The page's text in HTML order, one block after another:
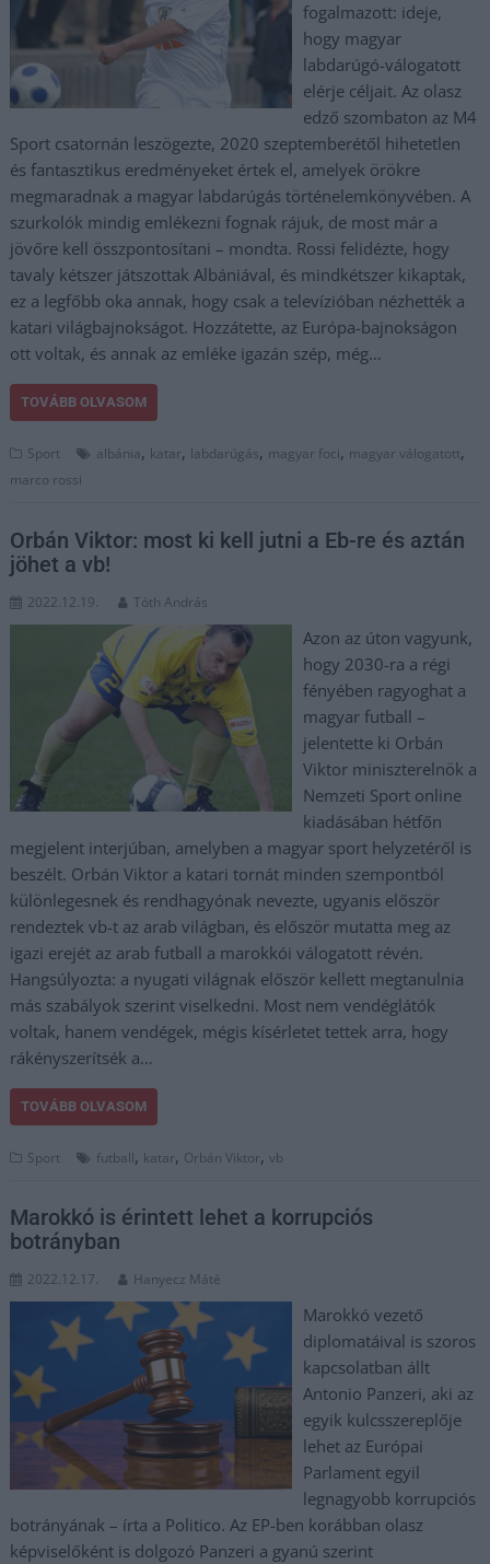
fogalmazott: ideje,
hogy magyar
labdarúgó-válogatott
elérje céljait. Az olasz
edző szombaton az M4
Sport csatornán leszögezte, 2020 szeptemberétől hihetetlen
és fantasztikus eredményeket értek el, amelyek örökre
megmaradnak a magyar labdarúgás történelemkönyvében. A
szurkolók mindig emlékezni fognak rájuk, de most már a
jövőre kell összpontosítani – mondta. Rossi felidézte, hogy
tavaly kétszer játszottak Albániával, és mindkétszer kikaptak,
ez a legfőbb oka annak, hogy csak a televízióban nézhették a
katari világbajnokságot. Hozzátette, az Európa-bajnokságon
ott voltak, és annak az emléke igazán szép, még…
TOVÁBB OLVASOM
Sport albánia, katar, labdarúgás, magyar foci, magyar válogatott,
marco rossi
Orbán Viktor: most ki kell jutni a Eb-re és aztán
jöhet a vb!
2022.12.19. Tóth András
Azon az úton vagyunk,
hogy 2030-ra a régi
fényében ragyoghat a
magyar futball –
jelentette ki Orbán
Viktor miniszterelnök a
Nemzeti Sport online
kiadásában hétfőn
megjelent interjúban, amelyben a magyar sport helyzetéről is
beszélt. Orbán Viktor a katari tornát minden szempontból
különlegesnek és rendhagyónak nevezte, ugyanis először
rendeztek vb-t az arab világban, és először mutatta meg az
igazi erejét az arab futball a marokkói válogatott révén.
Hangsúlyozta: a nyugati világnak először kellett megtanulnia
más szabályok szerint viselkedni. Most nem vendéglátók
voltak, hanem vendégek, mégis kísérletet tettek arra, hogy
rákényszerítsék a…
TOVÁBB OLVASOM
Sport futball, katar, Orbán Viktor,vb
Marokkó is érintett lehet a korrupciós
botrányban
2022.12.17. Hanyecz Máté
Marokkó vezető
diplomatáival is szoros
kapcsolatban állt
Antonio Panzeri, aki az
egyik kulcsszereplője
lehet az Európai
Parlament egyil
legnagyobb korrupciós
botrányának – írta a Politico. Az EP-ben korábban olasz
képviselőként is dolgozó Panzeri a gyanú szerint